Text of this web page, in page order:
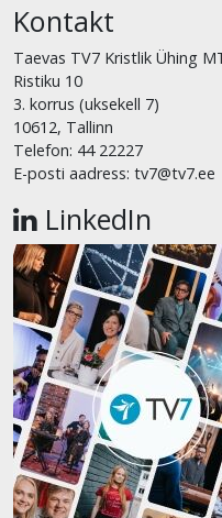
Kontakt
Taevas TV7 Kristlik Ühing
Ristiku 10
3. korrus (uksekell 7)
10612, Tallinn
Telefon: 44 22227
E-posti aadress: tv7@tv7.ee
LinkedIn